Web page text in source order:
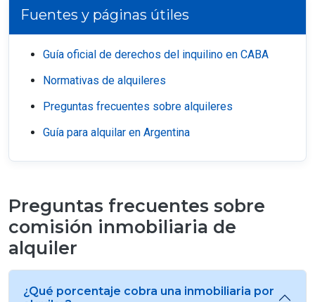
Fuentes y páginas útiles
Guía oficial de derechos del inquilino en CABA
Normativas de alquileres
Preguntas frecuentes sobre alquileres
Guía para alquilar en Argentina
Preguntas frecuentes sobre
comisión inmobiliaria de
alquiler
¿Qué porcentaje cobra una inmobiliaria por